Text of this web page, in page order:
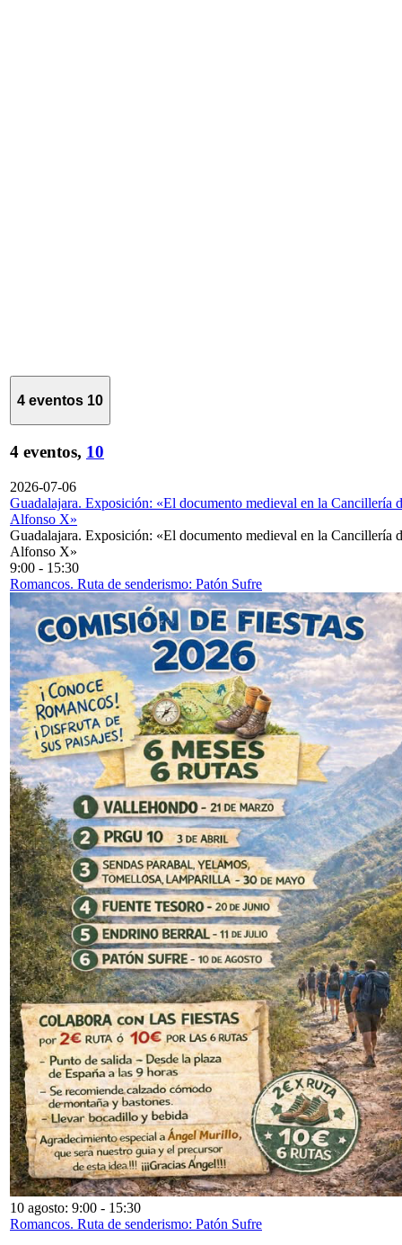
4 eventos 10
4 eventos, 10
2026-07-06
Guadalajara. Exposición: «El documento medieval en la Cancillería
Alfonso X»
Guadalajara. Exposición: «El documento medieval en la Cancillería
Alfonso X»
9:00 - 15:30
Romancos. Ruta de senderismo: Patón Sufre
10 agosto: 9:00 - 15:30
Romancos. Ruta de senderismo: Patón Sufre